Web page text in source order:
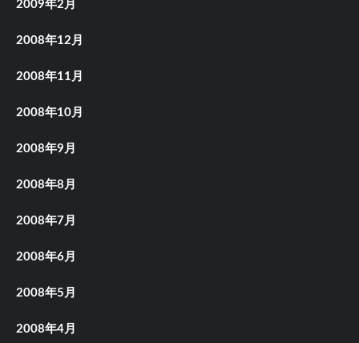
2009年2月
2008年12月
2008年11月
2008年10月
2008年9月
2008年8月
2008年7月
2008年6月
2008年5月
2008年4月